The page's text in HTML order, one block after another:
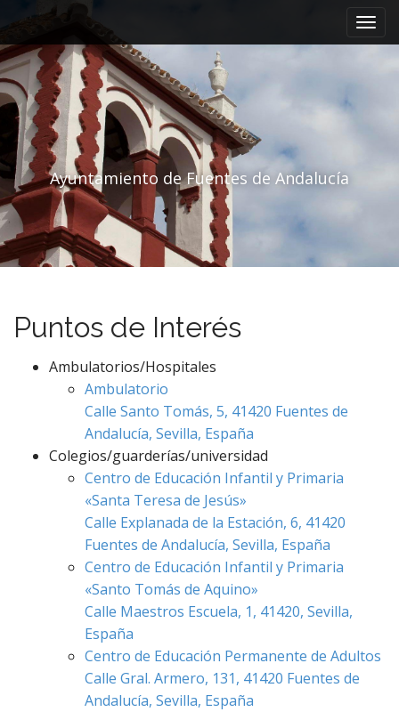
Menú principal
Saltar al contenido
Ayuntamiento de Fuentes de Andalucía
Puntos de Interés
Ambulatorios/Hospitales
Ambulatorio
Calle Santo Tomás, 5, 41420 Fuentes de
Andalucía, Sevilla, España
Colegios/guarderías/universidad
Centro de Educación Infantil y Primaria
«Santa Teresa de Jesús»
Calle Explanada de la Estación, 6, 41420
Fuentes de Andalucía, Sevilla, España
Centro de Educación Infantil y Primaria
«Santo Tomás de Aquino»
Calle Maestros Escuela, 1, 41420, Sevilla,
España
Centro de Educación Permanente de Adultos
Calle Gral. Armero, 131, 41420 Fuentes de
Andalucía, Sevilla, España